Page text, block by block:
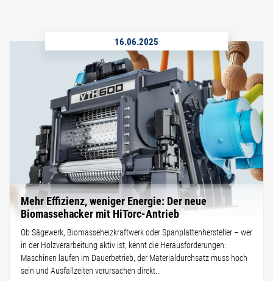
16.06.2025
Mehr Effizienz, weniger Energie: Der neue
Biomassehacker mit HiTorc-Antrieb
Ob Sägewerk, Biomasseheizkraftwerk oder Spanplattenhersteller – wer
in der Holzverarbeitung aktiv ist, kennt die Herausforderungen:
Maschinen laufen im Dauerbetrieb, der Materialdurchsatz muss hoch
sein und Ausfallzeiten verursachen direkt...